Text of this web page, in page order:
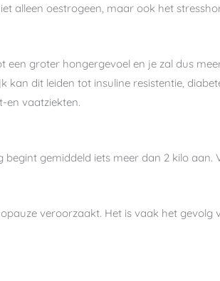
alleen oestrogeen, maar ook het
groter hongergevoel en je zal dus
kan dit leiden tot insuline resistentie,
vaatziekten.
gemiddeld iets meer dan 2 kilo
veroorzaakt. Het is vaak het gevolg